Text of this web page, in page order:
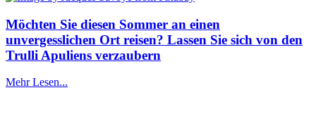
Möchten Sie diesen Sommer an einen
unvergesslichen Ort reisen? Lassen Sie sich von den
Trulli Apuliens verzaubern
Mehr Lesen...